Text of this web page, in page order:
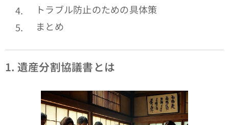
トラブル防止のための具体策
まとめ
1. 遺産分割協議書とは